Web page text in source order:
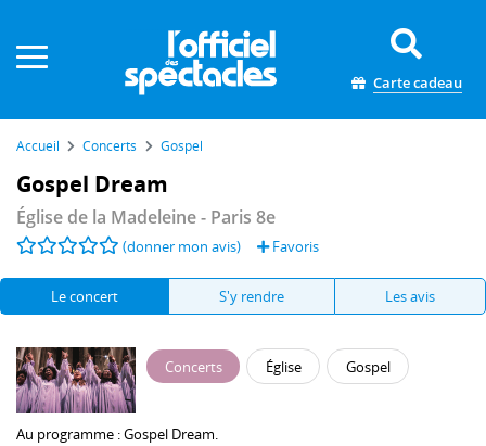
Carte cadeau
Accueil Concerts Gospel
Gospel Dream
Église de la Madeleine- Paris 8e
(donner mon avis) Favoris
Le concert S'y rendre Les avis
Concerts Église Gospel
Au programme :Gospel Dream.